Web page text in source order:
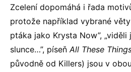
Zcelení dopomáhá i řada
protože například vybrané
ptáka jako Krysta Now”, „viděli
slunce…”, píseňAll These
původně od Killers) jsou v